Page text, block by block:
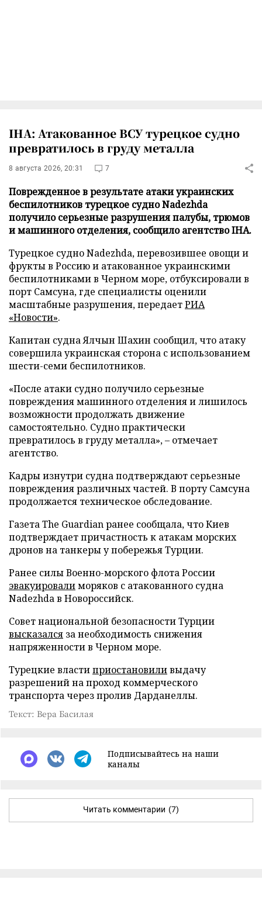
IHA: Атакованное ВСУ турецкое судно
превратилось в груду металла
8 августа 2026, 20:31 7
Поврежденное в результате атаки украинских
беспилотников турецкое судно Nadezhda
получило серьезные разрушения палубы, трюмов
и машинного отделения, сообщило агентство IHA.
Турецкое судно Nadezhda, перевозившее овощи и
фрукты в Россию и атакованное украинскими
беспилотниками в Черном море, отбуксировали в
порт Самсуна, где специалисты оценили
масштабные разрушения, передаетРИА
«Новости».
Капитан судна Ялчын Шахин сообщил, что атаку
совершила украинская сторона с использованием
шести-семи беспилотников.
«После атаки судно получило серьезные
повреждения машинного отделения и лишилось
возможности продолжать движение
самостоятельно. Судно практически
превратилось в груду металла», – отмечает
агентство.
Кадры изнутри судна подтверждают серьезные
повреждения различных частей. В порту Самсуна
продолжается техническое обследование.
Газета The Guardian ранее сообщала, что Киев
подтверждает причастность к атакам морских
дронов на танкеры у побережья Турции.
Ранее силы Военно-морского флота России
эвакуировалиморяков с атакованного судна
Nadezhda в Новороссийск.
Совет национальной безопасности Турции
высказался за необходимость снижения
напряженности в Черном море.
Турецкие властиприостановиливыдачу
разрешений на проход коммерческого
транспорта через пролив Дарданеллы.
Текст: Вера Басилая
Подписывайтесь на наши
каналы
Читать комментарии (7)